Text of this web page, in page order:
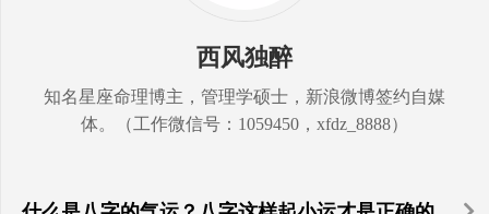
西风独醉
知名星座命理博主，管理学硕士，新浪微博签约自媒
体。（工作微信号：1059450，xfdz_8888）